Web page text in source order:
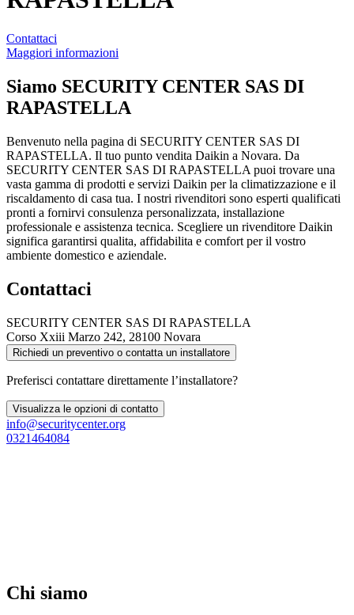
Contattaci
Maggiori informazioni
Siamo SECURITY CENTER SAS DI
RAPASTELLA
Benvenuto nella pagina di SECURITY CENTER SAS DI
RAPASTELLA. Il tuo punto vendita Daikin a Novara. Da
SECURITY CENTER SAS DI RAPASTELLA puoi trovare una
vasta gamma di prodotti e servizi Daikin per la climatizzazione e il
riscaldamento di casa tua. I nostri rivenditori sono esperti qualificati
pronti a fornirvi consulenza personalizzata, installazione
professionale e assistenza tecnica. Scegliere un rivenditore Daikin
significa garantirsi qualita, affidabilita e comfort per il vostro
ambiente domestico e aziendale.
Contattaci
SECURITY CENTER SAS DI RAPASTELLA
Corso Xxiii Marzo 242, 28100 Novara
Richiedi un preventivo o contatta un installatore
Preferisci contattare direttamente l’installatore?
Visualizza le opzioni di contatto
info@securitycenter.org
0321464084
Chi siamo